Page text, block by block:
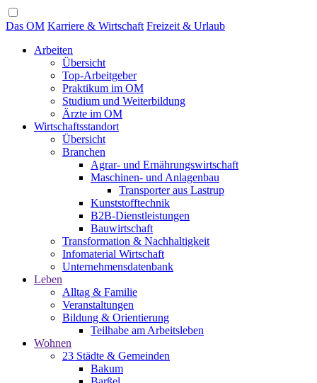
Das OM Karriere & Wirtschaft Freizeit & Urlaub
Arbeiten
Übersicht
Top-Arbeitgeber
Praktikum im OM
Studium und Weiterbildung
Ärzte im OM
Wirtschaftsstandort
Übersicht
Branchen
Agrar- und Ernährungswirtschaft
Maschinen- und Anlagenbau
Transporter aus Lastrup
Kunststofftechnik
B2B-Dienstleistungen
Bauwirtschaft
Transformation & Nachhaltigkeit
Infomaterial Wirtschaft
Unternehmensdatenbank
Leben
Alltag & Familie
Veranstaltungen
Bildung & Orientierung
Teilhabe am Arbeitsleben
Wohnen
23 Städte & Gemeinden
Bakum